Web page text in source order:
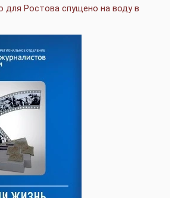
для Ростова спущено на воду в